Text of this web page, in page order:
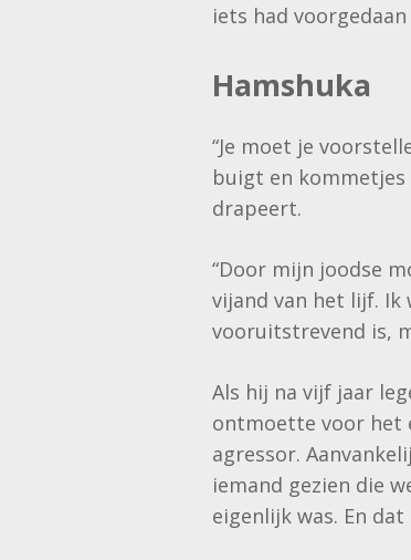
iets had
Hamshuka
“Je moet je
buigt en kommetjes
drapeert.
“Door mijn joodse
vijand van het lijf. Ik
vooruitstrevend is,
Als hij na vijf jaar
ontmoette voor het
agressor.
iemand gezien die
eigenlijk was. En